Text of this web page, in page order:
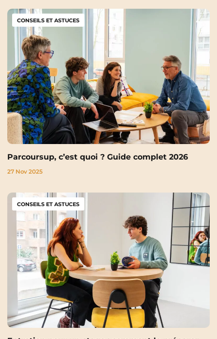
CONSEILS ET ASTUCES
Parcoursup, c’est quoi ? Guide complet 2026
27 Nov 2025
CONSEILS ET ASTUCES